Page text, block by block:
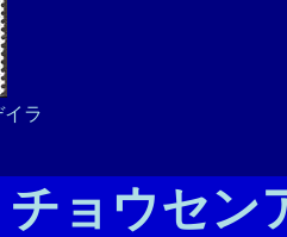
ラ
ョウセン